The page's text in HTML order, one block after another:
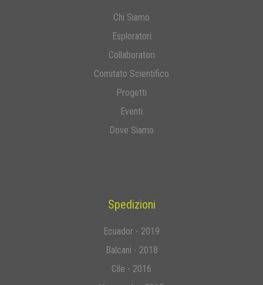
Chi Siamo
Esploratori
Collaboratori
Comitato Scientifico
Progetti
Eventi
Dove Siamo
Spedizioni
Ecuador - 2019
Balcani - 2018
Cile - 2016